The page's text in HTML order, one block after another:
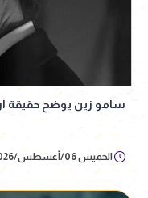
سامو زين يوضح حقيقة
الخميس 06/أغسطس/2026 - 05:34 م